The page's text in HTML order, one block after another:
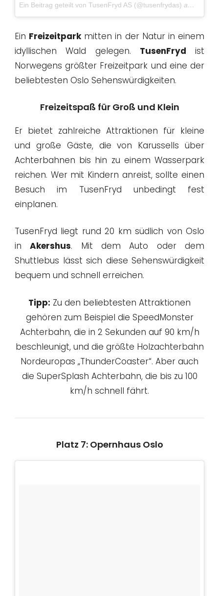
Ein Beitrag geteilt von TusenFryd AS (@tusenfrydas) am
Ein Freizeitparkmitten in der Natur in einem
idyllischen Wald gelegen. TusenFryd ist
Norwegens größter Freizeitpark und eine der
beliebtesten Oslo Sehenswürdigkeiten.
Freizeitspaß für Groß und Klein
Er bietet zahlreiche Attraktionen für kleine
und große Gäste, die von Karussells über
Achterbahnen bis hin zu einem Wasserpark
reichen. Wer mit Kindern anreist, sollte einen
Besuch im TusenFryd unbedingt fest
einplanen.
TusenFryd liegt rund 20 km südlich von Oslo
inAkershus. Mit dem Auto oder dem
Shuttlebus lässt sich diese Sehenswürdigkeit
bequem und schnell erreichen.
Tipp: Zu den beliebtesten Attraktionen
gehören zum Beispiel die SpeedMonster
Achterbahn, die in 2 Sekunden auf 90 km/h
beschleunigt, und die größte Holzachterbahn
Nordeuropas „ThunderCoaster“. Aber auch
die SuperSplash Achterbahn, die bis zu 100
km/h schnell fährt.
Platz 7: Opernhaus Oslo